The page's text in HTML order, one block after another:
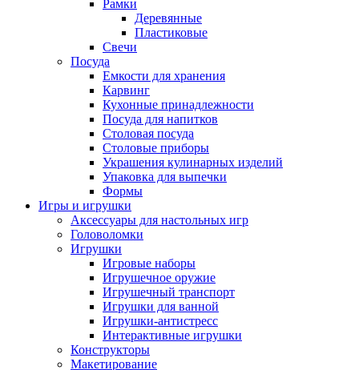
Рамки
Деревянные
Пластиковые
Свечи
Посуда
Емкости для хранения
Карвинг
Кухонные принадлежности
Посуда для напитков
Столовая посуда
Столовые приборы
Украшения кулинарных изделий
Упаковка для выпечки
Формы
Игры и игрушки
Аксессуары для настольных игр
Головоломки
Игрушки
Игровые наборы
Игрушечное оружие
Игрушечный транспорт
Игрушки для ванной
Игрушки-антистресс
Интерактивные игрушки
Конструкторы
Макетирование